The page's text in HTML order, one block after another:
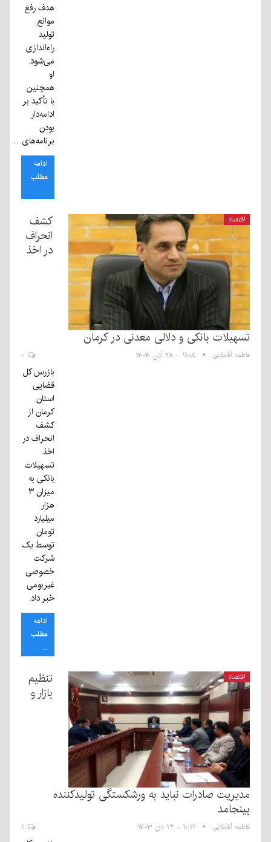
هدف رفع
موانع
تولید
راه‌اندازی
می‌شود.
او
همچنین
با تأکید بر
ادامه‌دار
بودن
برنامه‌های…
ادامه
مطلب
...
اقتصاد
کشف
انحراف
در اخذ
تسهیلات بانکی و دلالی معدنی در کرمان
فاطمه آقاملایی ۱۱:۰۸ - ۲۸ آبان ۱۴۰۴
بازرس کل
قضایی
استان
کرمان از
کشف
انحراف در
اخذ
تسهیلات
بانکی به
میزان ۳
هزار
میلیارد
تومان
توسط یک
شرکت
خصوصی
غیربومی
خبر داد.
ادامه
مطلب
...
اقتصاد
تنظیم
بازار و
مدیریت صادرات نباید به ورشکستگی تولیدکننده
بینجامد
فاطمه آقاملایی ۱۰:۱۲ - ۲۲ دی ۱۴۰۳